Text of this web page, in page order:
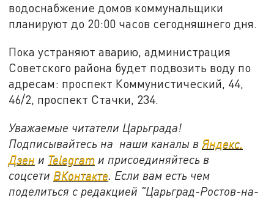
водоснабжение домов коммунальщики
планируют до 20:00 часов сегодняшнего дня.
Пока устраняют аварию, администрация
Советского района будет подвозить воду по
адресам: проспект Коммунистический, 44,
46/2, проспект Стачки, 234.
Уважаемые читатели Царьграда!
Подписывайтесь на наши каналы в Яндекс.
Дзен и Telegram и присоединяйтесь в
соцсети ВКонтакте . Если вам есть чем
поделиться с редакцией "Царьград-Ростов-на-